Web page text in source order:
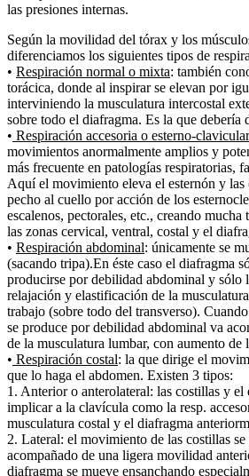
las presiones internas.
Según la movilidad del tórax y los
diferenciamos los siguientes tipos de
• Respiración normal o mixta: también
torácica, donde al inspirar se elevan por
interviniendo la musculatura intercostal
sobre todo el diafragma. Es la que debería
• Respiración accesoria o esterno-clavicular
movimientos anormalmente amplios y
más frecuente en patologías respiratorias,
Aquí el movimiento eleva el esternón y las
pecho al cuello por acción de los
escalenos, pectorales, etc., creando
las zonas cervical, ventral, costal y el
• Respiración abdominal: únicamente se
(sacando tripa).En éste caso el diafragma
producirse por debilidad abdominal y sólo
relajación y elastificación de la
trabajo (sobre todo del transverso).
se produce por debilidad abdominal va
de la musculatura lumbar, con aumento
• Respiración costal: la que dirige el
que lo haga el abdomen. Existen 3 tipos:
1. Anterior o anterolateral: las costillas y el
implicar a la clavícula como la resp.
musculatura costal y el diafragma
2. Lateral: el movimiento de las costillas
acompañado de una ligera movilidad
diafragma se mueve ensanchando